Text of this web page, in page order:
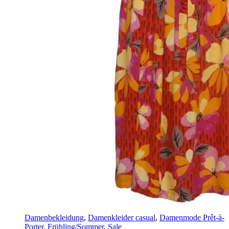
Damenbekleidung, Damenkleider casual, Damenmode Prêt-à-
Porter, Frühling/Sommer, Sale